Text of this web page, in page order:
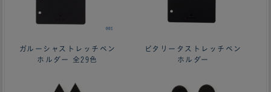
ガルーシャストレッチペン
ホルダー 全29色
ビタリータストレッチペン
ホルダー